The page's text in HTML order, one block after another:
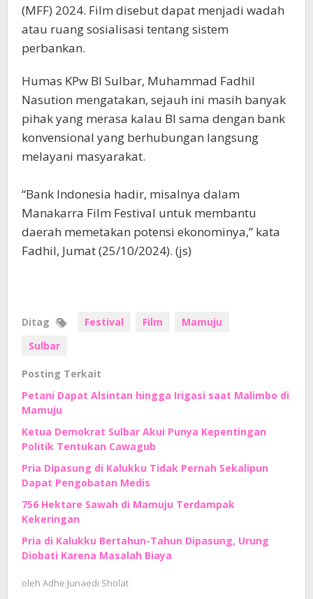
(MFF) 2024. Film disebut dapat menjadi wadah
atau ruang sosialisasi tentang sistem
perbankan.
Humas KPw BI Sulbar, Muhammad Fadhil
Nasution mengatakan, sejauh ini masih banyak
pihak yang merasa kalau BI sama dengan bank
konvensional yang berhubungan langsung
melayani masyarakat.
“Bank Indonesia hadir, misalnya dalam
Manakarra Film Festival untuk membantu
daerah memetakan potensi ekonominya,” kata
Fadhil, Jumat (25/10/2024). (js)
Ditag Festival Film
Mamuju
Sulbar
Posting Terkait
Petani Dapat Alsintan hingga Irigasi saat Malimbo di
Mamuju
Ketua Demokrat Sulbar Akui Punya Kepentingan
Politik Tentukan Cawagub
Pria Dipasung di Kalukku Tidak Pernah Sekalipun
Dapat Pengobatan Medis
756 Hektare Sawah di Mamuju Terdampak
Kekeringan
Pria di Kalukku Bertahun-Tahun Dipasung, Urung
Diobati Karena Masalah Biaya
oleh Adhe Junaedi Sholat